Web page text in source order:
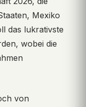
Mexiko
das lukrativste
wobei die
von